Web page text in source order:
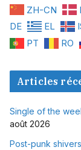
ZH-CN
DE
EL
PT
RO
Articles
Single of the
août 2026
Post-punk